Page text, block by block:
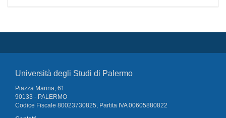
Università degli Studi di Palermo
Piazza Marina, 61
90133 - PALERMO
Codice Fiscale 80023730825, Partita IVA 00605880822